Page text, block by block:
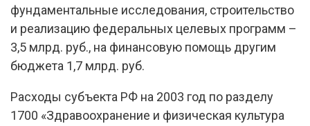
фундаментальные исследования, строительство
и реализацию федеральных целевых программ –
3,5 млрд. руб., на финансовую помощь другим
бюджета 1,7 млрд. руб.
Расходы субъекта РФ на 2003 год по разделу
1700 «Здравоохранение и физическая культура